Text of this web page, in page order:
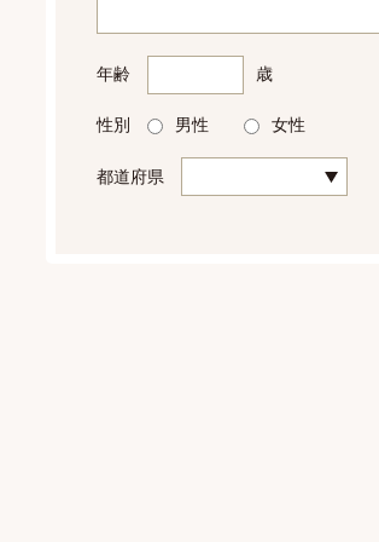
年齢 歳
性別 男性 女性
都道府県